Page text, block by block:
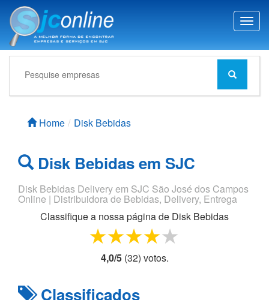
T
o
g
g
n
i
Home Disk Bebidas
Disk Bebidas em SJC
Disk Bebidas Delivery em SJC São José dos Campos
Online | Distribuidora de Bebidas, Delivery, Entrega
Classifique a nossa página de Disk Bebidas
4 stars
3 stars
2 stars
1 star
4,0/5(32) votos.
Classificados